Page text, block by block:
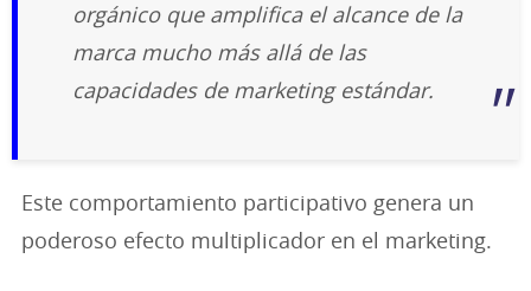
orgánico que amplifica el alcance de la
marca mucho más allá de las
capacidades de marketing estándar.
Este comportamiento participativo genera un
poderoso efecto multiplicador en el marketing.